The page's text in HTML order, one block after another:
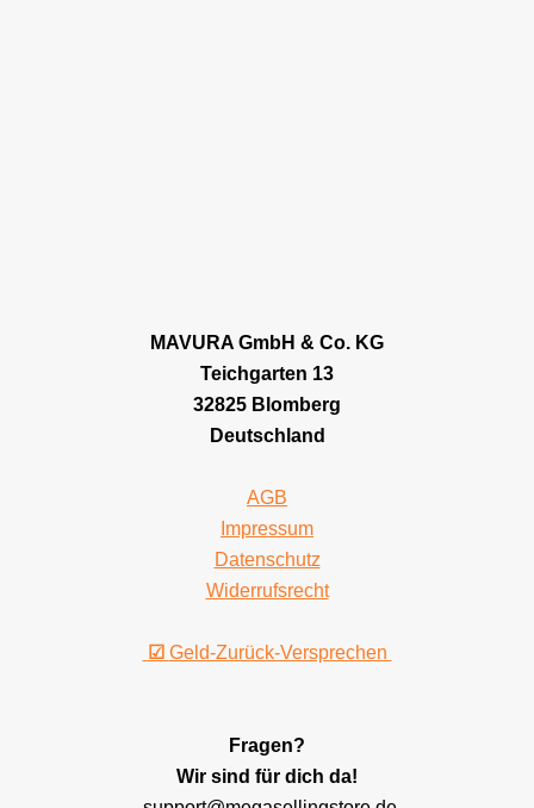
MAVURA GmbH & Co. KG
Teichgarten 13
32825 Blomberg
Deutschland
AGB
Impressum
Datenschutz
Widerrufsrecht
☑ Geld-Zurück-Versprechen
Fragen?
Wir sind für dich da!